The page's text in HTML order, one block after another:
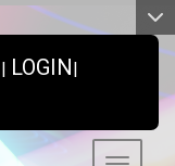
| LOGIN|